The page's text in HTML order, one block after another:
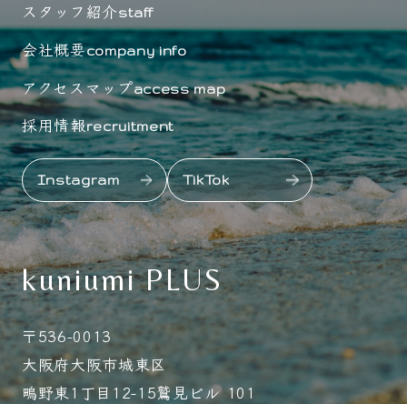
スタッフ紹介staff
会社概要company info
アクセスマップaccess map
採用情報recruitment
Instagram TikTok
kuniumi PLUS
〒536-0013
大阪府大阪市城東区
鴫野東1丁目12-15鷲見ビル 101